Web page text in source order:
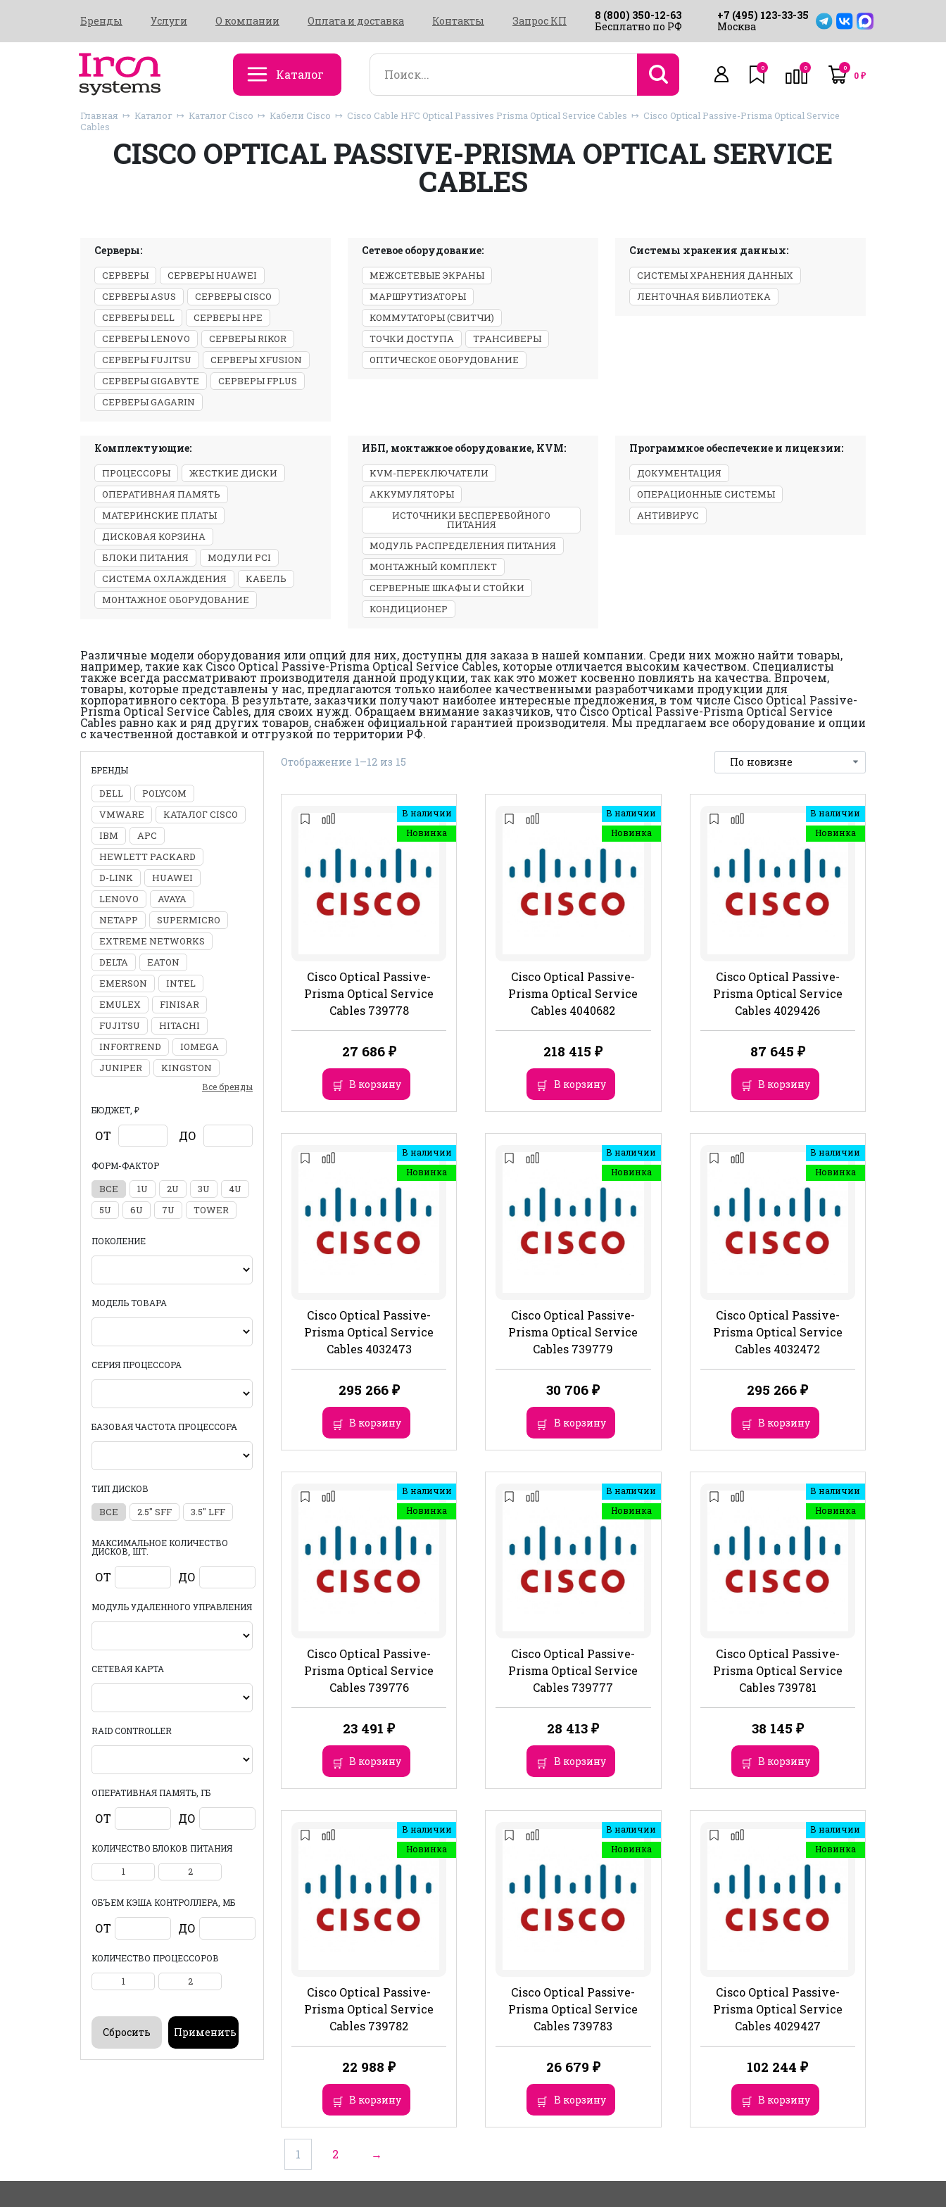
Бренды Услуги О компании Оплата и доставка Контакты Запрос КП
8 (800) 350-12-63
Бесплатно по РФ
+7 (495) 123-33-35
Москва
Каталог 0 0 0
0₽
Главная Каталог Каталог Cisco Кабели Cisco Cisco Cable HFC Optical Passives Prisma Optical Service Cables
Cisco Optical Passive-Prisma Optical Service
Cables
CISCO OPTICAL PASSIVE-PRISMA OPTICAL SERVICE
CABLES
Серверы:
СЕРВЕРЫ
СЕРВЕРЫ HUAWEI
СЕРВЕРЫ ASUS
СЕРВЕРЫ CISCO
СЕРВЕРЫ DELL
СЕРВЕРЫ HPE
СЕРВЕРЫ LENOVO
СЕРВЕРЫ RIKOR
СЕРВЕРЫ FUJITSU
СЕРВЕРЫ XFUSION
СЕРВЕРЫ GIGABYTE
СЕРВЕРЫ FPLUS
СЕРВЕРЫ GAGARIN
Сетевое оборудование:
МЕЖСЕТЕВЫЕ ЭКРАНЫ
МАРШРУТИЗАТОРЫ
КОММУТАТОРЫ (СВИТЧИ)
ТОЧКИ ДОСТУПА
ТРАНСИВЕРЫ
ОПТИЧЕСКОЕ ОБОРУДОВАНИЕ
Системы хранения данных:
СИСТЕМЫ ХРАНЕНИЯ ДАННЫХ
ЛЕНТОЧНАЯ БИБЛИОТЕКА
Комплектующие:
ПРОЦЕССОРЫ
ЖЕСТКИЕ ДИСКИ
ОПЕРАТИВНАЯ ПАМЯТЬ
МАТЕРИНСКИЕ ПЛАТЫ
ДИСКОВАЯ КОРЗИНА
БЛОКИ ПИТАНИЯ
МОДУЛИ PCI
СИСТЕМА ОХЛАЖДЕНИЯ
КАБЕЛЬ
МОНТАЖНОЕ ОБОРУДОВАНИЕ
ИБП, монтажное оборудование, KVM:
KVM-ПЕРЕКЛЮЧАТЕЛИ
АККУМУЛЯТОРЫ
ИСТОЧНИКИ БЕСПЕРЕБОЙНОГО
ПИТАНИЯ
МОДУЛЬ РАСПРЕДЕЛЕНИЯ ПИТАНИЯ
МОНТАЖНЫЙ КОМПЛЕКТ
СЕРВЕРНЫЕ ШКАФЫ И СТОЙКИ
КОНДИЦИОНЕР
Программное обеспечение и лицензии:
ДОКУМЕНТАЦИЯ
ОПЕРАЦИОННЫЕ СИСТЕМЫ
АНТИВИРУС
Различные модели оборудования или опций для них, доступны для заказа в нашей компании. Среди них можно найти товары,
например, такие как Cisco Optical Passive-Prisma Optical Service Cables, которые отличается высоким качеством. Специалисты
также всегда рассматривают производителя данной продукции, так как это может косвенно повлиять на качества. Впрочем,
товары, которые представлены у нас, предлагаются только наиболее качественными разработчиками продукции для
корпоративного сектора. В результате, заказчики получают наиболее интересные предложения, в том числе Cisco Optical Passive-
Prisma Optical Service Cables, для своих нужд. Обращаем внимание заказчиков, что Cisco Optical Passive-Prisma Optical Service
Cables равно как и ряд других товаров, снабжен официальной гарантией производителя. Мы предлагаем все оборудование и опции
с качественной доставкой и отгрузкой по территории РФ.
БРЕНДЫ
DELL
POLYCOM
VMWARE
КАТАЛОГ CISCO
IBM
APC
HEWLETT PACKARD
D-LINK
HUAWEI
LENOVO
AVAYA
NETAPP
SUPERMICRO
EXTREME NETWORKS
DELTA
EATON
EMERSON
INTEL
EMULEX
FINISAR
FUJITSU
HITACHI
INFORTREND
IOMEGA
JUNIPER
KINGSTON
Все бренды
БЮДЖЕТ, ₽
ОТ ДО
ФОРМ-ФАКТОР
ВСЕ 1U 2U 3U
4U
5U
6U 7U TOWER
ПОКОЛЕНИЕ
МОДЕЛЬ ТОВАРА
СЕРИЯ ПРОЦЕССОРА
БАЗОВАЯ ЧАСТОТА ПРОЦЕССОРА
ТИП ДИСКОВ
ВСЕ 2.5" SFF 3.5" LFF
МАКСИМАЛЬНОЕ КОЛИЧЕСТВО
ДИСКОВ, ШТ.
ОТ ДО
МОДУЛЬ УДАЛЕННОГО УПРАВЛЕНИЯ
СЕТЕВАЯ КАРТА
RAID CONTROLLER
ОПЕРАТИВНАЯ ПАМЯТЬ, ГБ
ОТ ДО
КОЛИЧЕСТВО БЛОКОВ ПИТАНИЯ
1 2
ОБЪЕМ КЭША КОНТРОЛЛЕРА, МБ
ОТ ДО
КОЛИЧЕСТВО ПРОЦЕССОРОВ
1 2
Отображение 1–12 из 15
В наличии
Новинка
Cisco Optical Passive-
Prisma Optical Service
Cables 739778
27 686 ₽
В корзину
В наличии
Новинка
Cisco Optical Passive-
Prisma Optical Service
Cables 4040682
218 415₽
В корзину
В наличии
Новинка
Cisco Optical Passive-
Prisma Optical Service
Cables 4029426
87 645 ₽
В корзину
В наличии
Новинка
Cisco Optical Passive-
Prisma Optical Service
Cables 4032473
295 266 ₽
В корзину
В наличии
Новинка
Cisco Optical Passive-
Prisma Optical Service
Cables 739779
30 706₽
В корзину
В наличии
Новинка
Cisco Optical Passive-
Prisma Optical Service
Cables 4032472
295 266₽
В корзину
В наличии
Новинка
Cisco Optical Passive-
Prisma Optical Service
Cables 739776
23 491₽
В корзину
В наличии
Новинка
Cisco Optical Passive-
Prisma Optical Service
Cables 739777
28 413₽
В корзину
В наличии
Новинка
Cisco Optical Passive-
Prisma Optical Service
Cables 739781
38 145 ₽
В корзину
В наличии
Новинка
Cisco Optical Passive-
Prisma Optical Service
Cables 739782
22 988₽
В корзину
В наличии
Новинка
Cisco Optical Passive-
Prisma Optical Service
Cables 739783
26 679 ₽
В корзину
В наличии
Новинка
Cisco Optical Passive-
Prisma Optical Service
Cables 4029427
102 244₽
В корзину
1 2 →